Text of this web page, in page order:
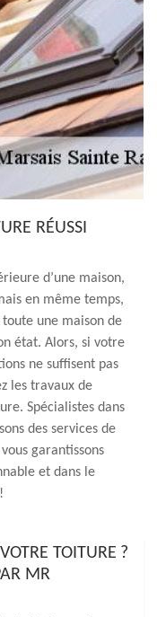
RÉUSSI
d’une maison,
en même temps,
une maison de
état. Alors, si votre
ne suffisent pas
les travaux de
Spécialistes dans
des services de
garantissons
et dans le
TOITURE ?
MR